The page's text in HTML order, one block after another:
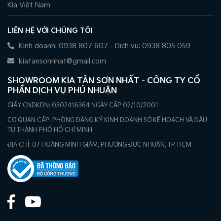
Kia Việt Nam
LIÊN HỆ VỚI CHÚNG TÔI
Kinh doanh: 0938 807 607 - Dịch vụ: 0938 805 059
kiatansonnhat@gmail.com
SHOWROOM KIA TÂN SƠN NHẤT - CÔNG TY CỔ
PHẦN DỊCH VỤ PHÚ NHUẬN
GIẤY CNĐKDN: 0302416364 NGÀY CẤP 02/10/2001
CƠ QUAN CẤP: PHÒNG ĐĂNG KÝ KINH DOANH SỞ KẾ HOẠCH VÀ ĐẦU
TƯ THÀNH PHỐ HỒ CHÍ MINH
ĐỊA CHỈ: 07 HOÀNG MINH GIÁM, PHƯỜNG ĐỨC NHUẬN, TP. HCM